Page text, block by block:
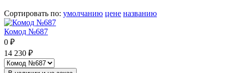
Сортировать по: умолчанию цене названию
Комод №687
0 ₽
14 230 ₽